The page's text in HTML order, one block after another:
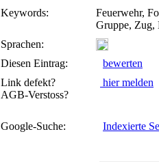
Keywords:
Feuerwehr,
Gruppe, Zug,
Sprachen:
Diesen Eintrag:
bewerten
Link defekt?
AGB-Verstoss?
hier melden
Google-Suche: Indexierte